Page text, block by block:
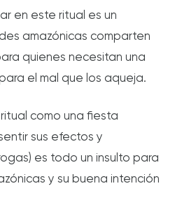
en este ritual es un
amazónicas comparten
quienes necesitan una
el mal que los aqueja.
como una fiesta
sus efectos y
es todo un insulto para
y su buena intención